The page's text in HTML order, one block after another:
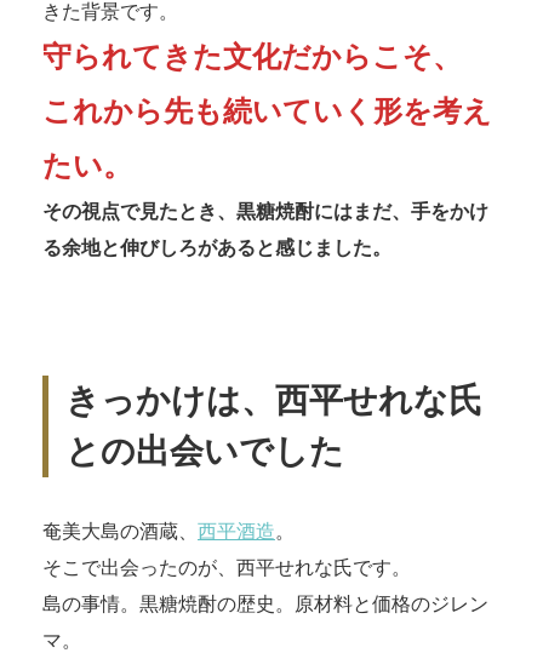
きた背景です。
守られてきた文化だからこそ、
これから先も続いていく形を考え
たい。
その視点で見たとき、黒糖焼酎にはまだ、手をかけ
る余地と伸びしろがあると感じました。
きっかけは、西平せれな氏
との出会いでした
奄美大島の酒蔵、 西平酒造。
そこで出会ったのが、西平せれな氏です。
島の事情。黒糖焼酎の歴史。原材料と価格のジレン
マ。